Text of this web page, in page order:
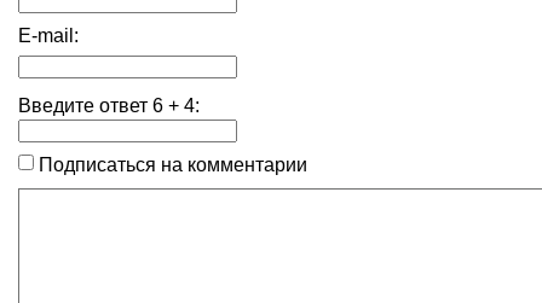
E-mail:
Введите ответ 6 + 4:
Подписаться на комментарии